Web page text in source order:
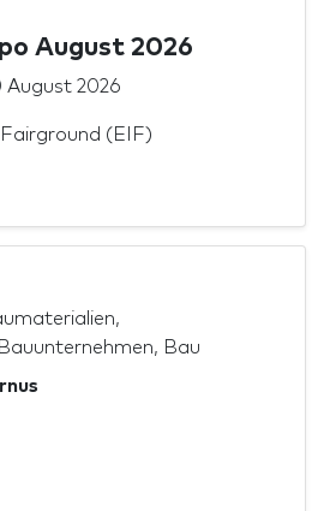
August 2026
August 2026
(EIF)
Bau